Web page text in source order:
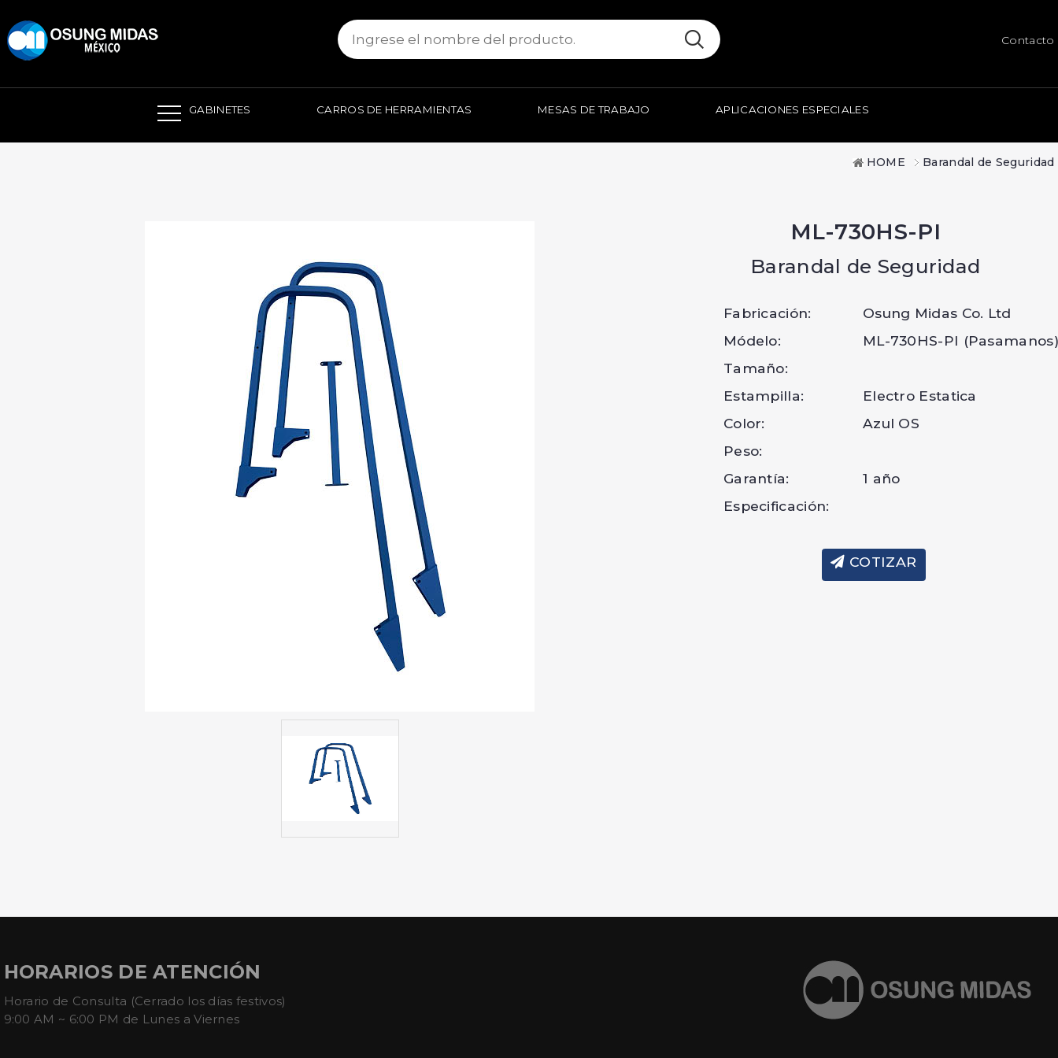
Contacto
GABINETES CARROS DE HERRAMIENTAS MESAS DE TRABAJO APLICACIONES ESPECIALES
HOME Barandal de Seguridad
ML-730HS-PI
Barandal de Seguridad
Fabricación:
Osung Midas Co. Ltd
Módelo:
ML-730HS-PI (Pasamanos)
Tamaño:
Estampilla:
Electro Estatica
Color:
Azul OS
Peso:
Garantía:
1 año
Especificación:
COTIZAR
HORARIOS DE ATENCIÓN
Horario de Consulta (Cerrado los días festivos)
9:00 AM ~ 6:00 PM de Lunes a Viernes